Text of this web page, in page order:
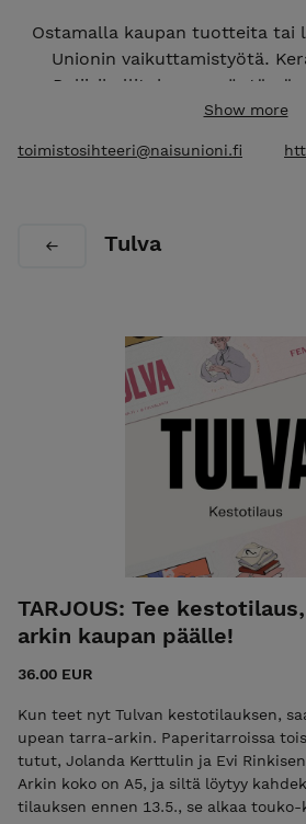
Ostamalla kaupan tuotteita tai
Unionin vaikuttamistyötä.
Poliisihallituksen myöntämä
RA/2022/870 on voimassa
ottamatta. Rahankeräysvaroilla
tiedotuksen toteuttamista ja
Show more
toimistosihteeri@naisunioni.fi
Tulva
TARJOUS: Tee
arkin kaupan päälle!
36.00 EUR
Kun teet nyt Tulvan kestotilauksen,
upean tarra-arkin. Paperitarroissa
tutut, Jolanda Kerttulin ja Evi
Arkin koko on A5, ja siltä löytyy
tilauksen ennen 13.5., se alkaa